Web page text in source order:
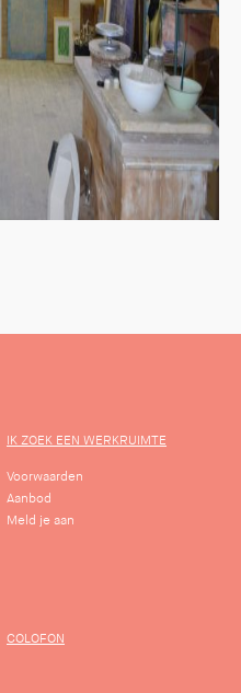
IK ZOEK EEN WERKRUIMTE
Voorwaarden
Aanbod
Meld je aan
COLOFON